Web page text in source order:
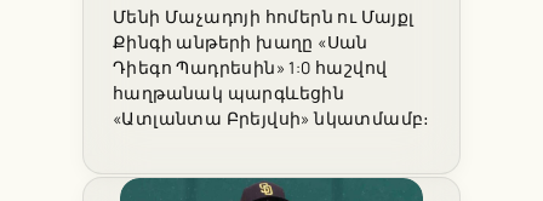
Մենի Մաչադոյի հոմերն ու Մայքլ
Քինգի անթերի խաղը «Սան
Դիեգո Պադրեսին» 1:0 հաշվով
հաղթանակ պարգևեցին
«Ատլանտա Բրեյվսի» նկատմամբ։